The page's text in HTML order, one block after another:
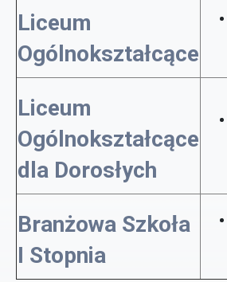
Liceum
Ogólnokształcące
Liceum
Ogólnokształcące
dla Dorosłych
Branżowa Szkoła
I Stopnia